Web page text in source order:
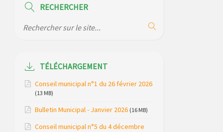
Communauté Janvier à Juin
Modification des horaires (et lieux) pour
les permanences de la gendarmerie
Maison des services de Ruynes en
RECHERCHER
TÉLÉCHARGEMENT
Conseil municipal n°1 du 26 février 2026
(13 MB)
Bulletin Municipal - Janvier 2026 (16 MB)
Conseil municipal n°5 du 4 décembre